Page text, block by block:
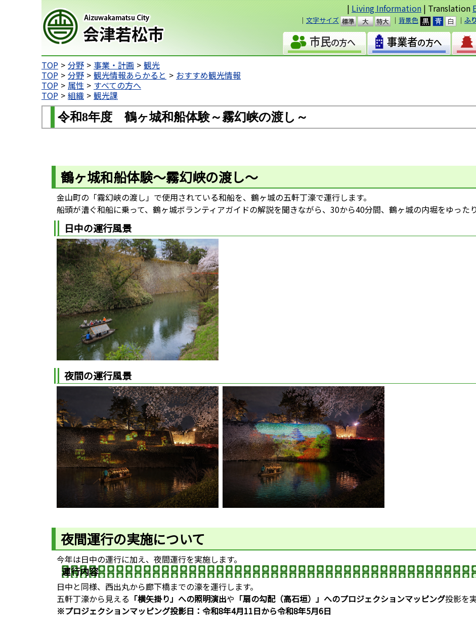
| Living Information | Translation
｜ 文字サイズ
準
大
｜ 背景色 ｜ ふ
会津若松市
TOP
分野 事業・計画
観光
TOP
分野 観光情報あらかると
おすすめ観光情報
TOP
属性
すべての方へ
TOP
組織 観光課
令和8年度 鶴ヶ城和船体験～霧幻峡の渡し～
鶴ヶ城和船体験～霧幻峡の渡し～
金山町の「霧幻峡の渡し」で使用されている和船を、鶴ヶ城の五軒丁濠で運行します。
船頭が漕ぐ和船に乗って、鶴ヶ城ボランティアガイドの解説を聞きながら、30から40分間、鶴ヶ城の内堀をゆった
日中の運行風景
夜間の運行風景
夜間運行の実施について
今年は日中の運行に加え、夜間運行を実施します。
運行内容
日中と同様、西出丸から廊下橋までの濠を運行します。
五軒丁濠から見える 「横矢掛り」への照明演出や 「扇の勾配（高石垣）」へのプロジェクションマッピング投影を
※プロジェクションマッピング投影日：令和8年4月11日から令和8年5月6日